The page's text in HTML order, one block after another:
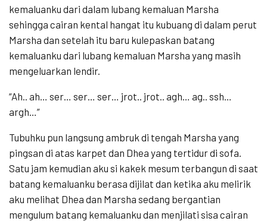
kemaluanku dari dalam lubang kemaluan Marsha
sehingga cairan kental hangat itu kubuang di dalam perut
Marsha dan setelah itu baru kulepaskan batang
kemaluanku dari lubang kemaluan Marsha yang masih
mengeluarkan lendir.
“Ah.. ah… ser… ser… ser… jrot.. jrot.. agh… ag.. ssh…
argh…”
Tubuhku pun langsung ambruk di tengah Marsha yang
pingsan di atas karpet dan Dhea yang tertidur di sofa.
Satu jam kemudian aku si kakek mesum terbangun di saat
batang kemaluanku berasa dijilat dan ketika aku melirik
aku melihat Dhea dan Marsha sedang bergantian
mengulum batang kemaluanku dan menjilati sisa cairan